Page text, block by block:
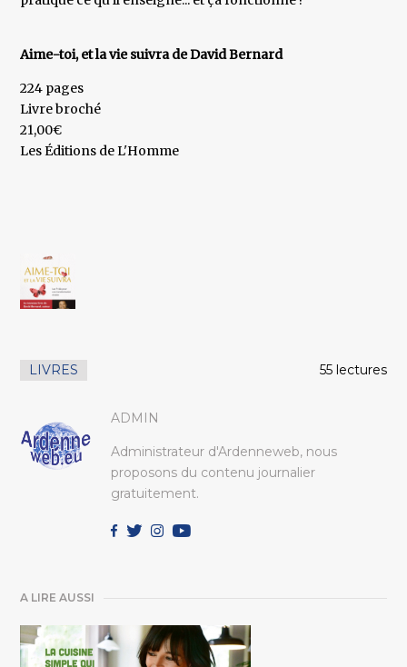
Aime-toi, et la vie suivra de David Bernard
224 pages
Livre broché
21,00€
Les Éditions de L'Homme
LIVRES 55 lectures
ADMIN
Administrateur d'Ardenneweb, nous
proposons du contenu journalier
gratuitement.
A LIRE AUSSI